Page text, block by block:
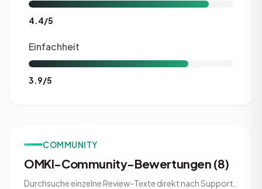
4.4/5
Einfachheit
3.9/5
COMMUNITY
OMKI-Community-Bewertungen (8)
Durchsuche einzelne Review-Texte direkt nach Support,